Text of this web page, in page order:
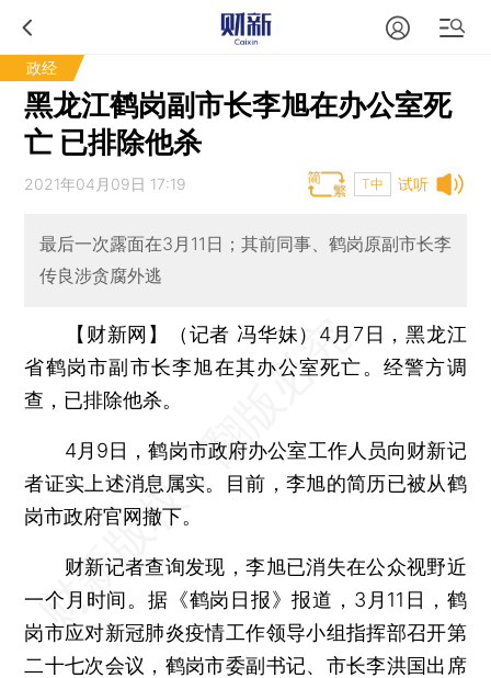
政经
黑龙江鹤岗副市长李旭在办公室死
亡 已排除他杀
试听
2021年04月09日 17:19 T中
最后一次露面在3月11日；其前同事、鹤岗原副市长李
传良涉贪腐外逃
【财新网】（记者 冯华妹） 4月7日，黑龙江
省鹤岗市副市长李旭在其办公室死亡。经警方调
查，已排除他杀。
4月9日，鹤岗市政府办公室工作人员向财新记
者证实上述消息属实。目前，李旭的简历已被从鹤
岗市政府官网撤下。
财新记者查询发现，李旭已消失在公众视野近
一个月时间。据《鹤岗日报》报道，3月11日，鹤
岗市应对新冠肺炎疫情工作领导小组指挥部召开第
二十七次会议，鹤岗市委副书记、市长李洪国出席